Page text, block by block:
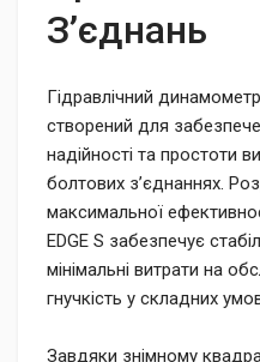
З’єднань
Гідравлічний
створений для
надійності та простоти
болтових з’єднаннях.
максимальної
EDGE S забезпечує
мінімальні витрати на
гнучкість у складних
Завдяки знімному